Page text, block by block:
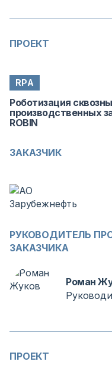
ПРОЕКТ
RPA
Роботизация
производственных
ROBIN
ЗАКАЗЧИК
РУКОВОДИТЕЛЬ
ЗАКАЗЧИКА
Роман
ПРОЕКТ